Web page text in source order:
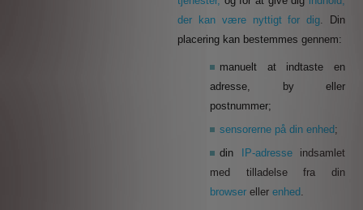
der kan være nyttigt for dig. Din
placering kan bestemmes gennem:
manuelt at indtaste en
adresse, by eller
postnummer;
sensorerne på din enhed ;
din
IP-adresse indsamlet
med tilladelse fra din
browser eller enhed.